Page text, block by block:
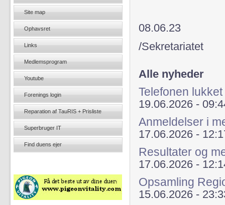
08.06.23
/Sekretariatet
Alle nyheder
Telefonen
19.06.2026 -
Anmeldelser i
17.06.2026 -
Resultater og
17.06.2026 -
Opsamling
15.06.2026 -
Site map
Ophavsret
Links
Medlemsprogram
Youtube
Forenings login
Reparation af TauRIS + Prisliste
Superbruger IT
Find duens ejer